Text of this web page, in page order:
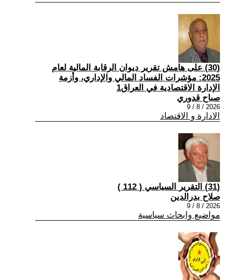
(30) على هامش تقرير ديوان الرقابة المالية لعام
2025: مؤشرات الفساد المالي والإداري، وأزمة
الإدارة الاقتصادية في العراق1
صباح قدوري
2026 / 8 / 9
الادارة و الاقتصاد
(31) التقرير السياسي ( 112 )
صلاح بدرالدين
2026 / 8 / 9
مواضيع وابحاث سياسية